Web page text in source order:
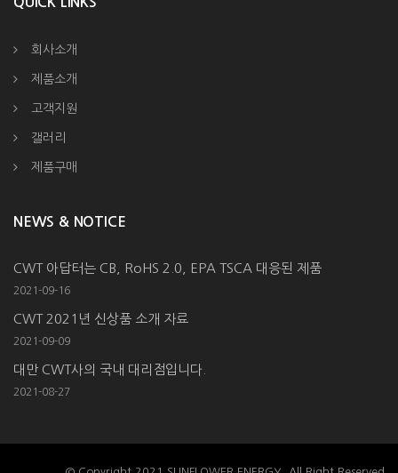
회사소개
제품소개
고객지원
갤러리
제품구매
NEWS & NOTICE
CWT 아답터는 CB, RoHS 2.0, EPA TSCA 대응된 제품
2021-09-16
CWT 2021년 신상품 소개 자료
2021-09-09
대만 CWT사의 국내 대리점입니다.
2021-08-27